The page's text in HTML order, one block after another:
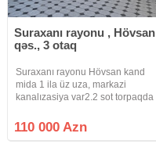
Suraxanı rayonu , Hövsan
qəs., 3 otaq
Suraxanı rayonu Hövsan kand
mida 1 ila üz uza, markazi
kanalızasiya var2.2 sot torpaqda
birinci martabada normal otaqlar
sanuzel var, yuxarıda 3 otaq 120
110 000 Azn